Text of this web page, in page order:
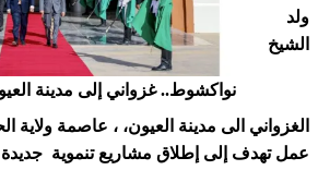
نواكشوط.. غزواني إلى مدينة
ولد
الشيخ
الغزواني الى مدينة العيون، ، عاصمة ولاية
عمل تهدف إلى إطلاق مشاريع تنموية